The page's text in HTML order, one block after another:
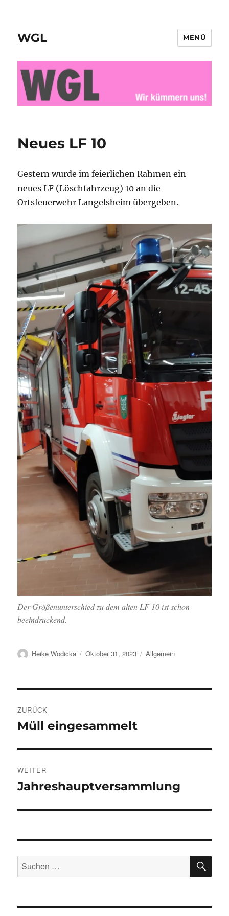
WGL MENÜ
Neues LF 10
Gestern wurde im feierlichen Rahmen ein
neues LF (Löschfahrzeug) 10 an die
Ortsfeuerwehr Langelsheim übergeben.
Der Größenunterschied zu dem alten LF 10 ist schon
beeindruckend.
Autor
Heike Wodicka
Veröffentlicht
Oktober 31, 2023 Kategorien
Allgemein
ZURÜCK
Vorheriger
Müll eingesammelt
WEITER
Nächster
Jahreshauptversammlung
Suchen
nach: